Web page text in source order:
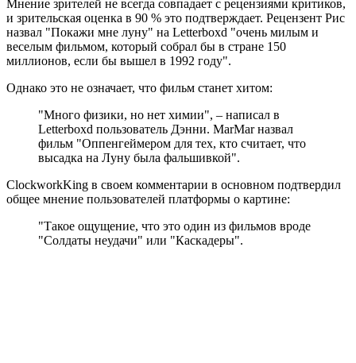
Мнение зрителей не всегда совпадает с рецензиями критиков,
и зрительская оценка в 90 % это подтверждает. Рецензент Рис
назвал "Покажи мне луну" на Letterboxd "очень милым и
веселым фильмом, который собрал бы в стране 150
миллионов, если бы вышел в 1992 году".
Однако это не означает, что фильм станет хитом:
"Много физики, но нет химии", – написал в
Letterboxd пользователь Дэнни. MarMar назвал
фильм "Оппенгеймером для тех, кто считает, что
высадка на Луну была фальшивкой".
ClockworkKing в своем комментарии в основном подтвердил
общее мнение пользователей платформы о картине:
"Такое ощущение, что это один из фильмов вроде
"Солдаты неудачи" или "Каскадеры".